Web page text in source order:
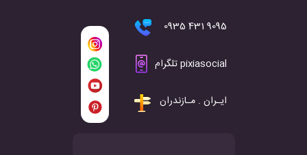
9095 431 0935
pixiasocial تلگرام
ایـران . مـازندران